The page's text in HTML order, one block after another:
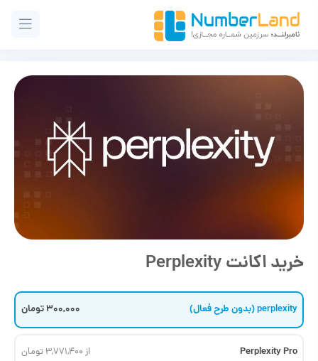
خرید اکانت Perplexity
perplexity (بدون طرح فعال) 300,000 تومان
Perplexity Pro از 3,771,400 تومان